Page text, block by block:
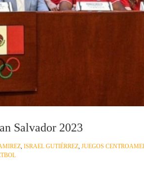
Salvador 2023
, ISRAEL GUTIÉRREZ, JUEGOS